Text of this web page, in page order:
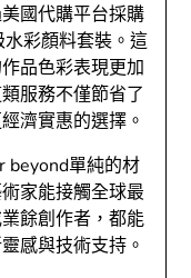
國代購平台採購
彩顏料套裝。這
品色彩表現更加
服務不僅節省了
濟實惠的選擇。
beyond單純的材
家能接觸全球最
餘創作者，都能
感與技術支持。